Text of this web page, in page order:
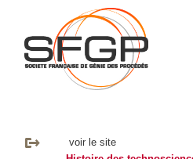
voir le site